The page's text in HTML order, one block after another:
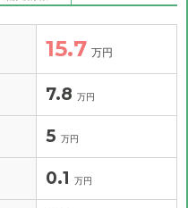
15.7 万円
7.8 万円
5 万円
0.1 万円